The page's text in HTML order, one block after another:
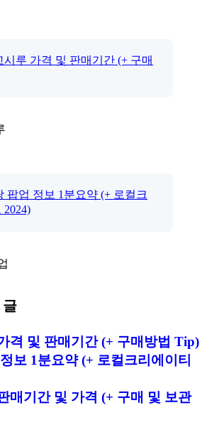
시루 가격 및 판매기간 (+ 구매
팝업 정보 1분요약 (+ 로컬크
2024)
글
격 및 판매기간 (+ 구매방법 Tip)
보 1분요약 (+ 로컬크리에이티
매기간 및 가격 (+ 구매 및 보관